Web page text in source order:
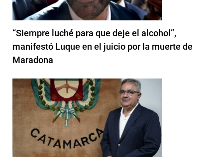
“Siempre luché para que deje el alcohol”,
manifestó Luque en el juicio por la muerte de
Maradona